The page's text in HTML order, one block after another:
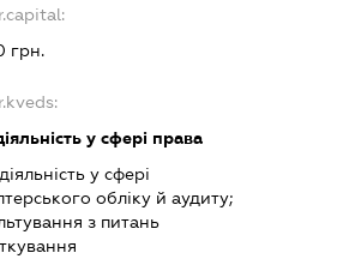
грн.
у сфері права
у сфері
обліку й аудиту;
з питань